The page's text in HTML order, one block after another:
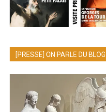
[PRESSE] ON PARLE DU BLOG